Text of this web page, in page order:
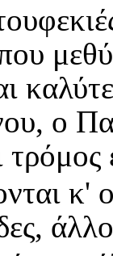
ο
κ'